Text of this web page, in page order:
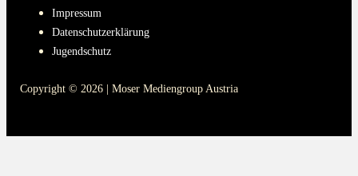
Impressum
Datenschutzerklärung
Jugendschutz
Copyright © 2026 | Moser Mediengroup Austria